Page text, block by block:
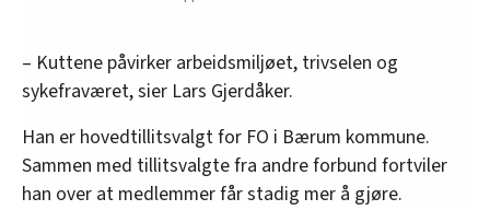
– Kuttene påvirker arbeidsmiljøet, trivselen og
sykefraværet, sier Lars Gjerdåker.
Han er hovedtillitsvalgt for FO i Bærum kommune.
Sammen med tillitsvalgte fra andre forbund fortviler
han over at medlemmer får stadig mer å gjøre.